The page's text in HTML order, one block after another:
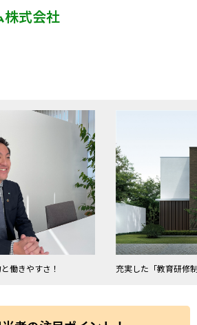
株式会社
働きやすさ！ 充実した「教育研修
就転職支援サービス
の就職エージェントサービス
ービス
スカウトサービス